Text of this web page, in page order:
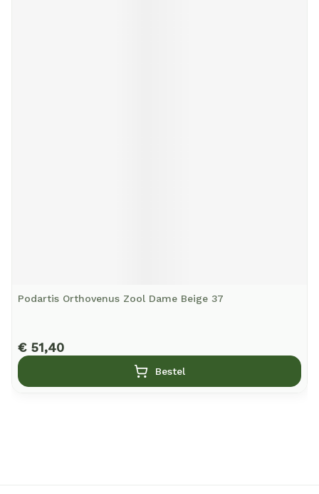
Podartis Orthovenus Zool Dame Beige 37
€ 51,40
Bestel